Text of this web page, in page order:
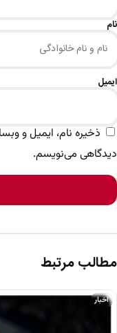
نام
ایمیل
ذخیره نام، ایمیل و
دیدگاهی می‌نویسم.
مطالب مرتبط
اخبار